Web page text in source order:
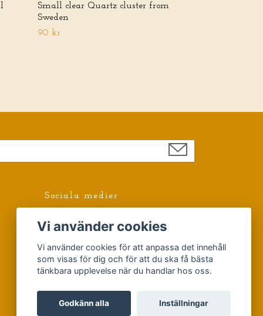
Small clear Quartz cluster from
Sweden
90 kr
Sociala medier
Facebook
Vi använder cookies
Vi använder cookies för att anpassa det innehåll
som visas för dig och för att du ska få bästa
tänkbara upplevelse när du handlar hos oss.
Godkänn alla Inställningar